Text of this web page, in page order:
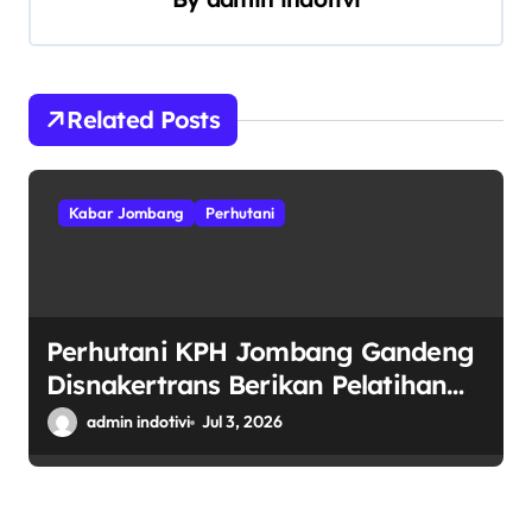
s
Related Posts
Kabar Jombang Perhutani
Perhutani KPH Jombang Gandeng
Disnakertrans Berikan Pelatihan
Keselamatan Kerja Ke Mitra
admin indotivi Jul 3, 2026